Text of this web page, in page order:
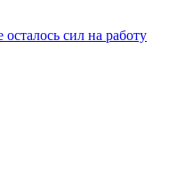
сил на работу